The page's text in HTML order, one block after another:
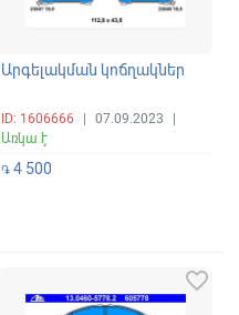
Արգելակման կոճղակներ
ID: 1606666 07.09.2023
Առկա է
֏4 500
favorite_border